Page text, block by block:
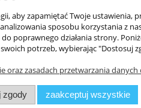
aby zapamiętać Twoje ustawienia,
sposobu korzystania z
poprawnego działania strony.
potrzeb, wybierając
oraz zasadach przetwarzania
zgody zaakceptuj wszystkie